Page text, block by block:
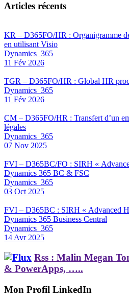
Articles récents
KR – D365FO/HR : Organigramme
en utilisant Visio
Dynamics_365
11 Fév 2026
TGR – D365FO/HR : Global HR
Dynamics_365
11 Fév 2026
CM – D365FO/HR : Transfert d’un
légales
Dynamics_365
07 Nov 2025
FVI – D365BC/FO : SIRH «
Dynamics 365 BC & FSC
Dynamics_365
03 Oct 2025
FVI – D365BC : SIRH « Advanced
Dynamics 365 Business Central
Dynamics_365
14 Avr 2025
Rss : Malin Megan
& PowerApps, …..
Mon Profil LinkedIn